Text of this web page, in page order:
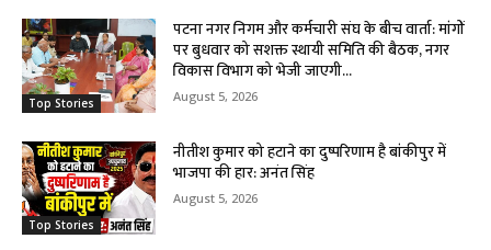
Top Stories
पटना नगर निगम और कर्मचारी संघ के बीच वार्ता: मांगों
पर बुधवार को सशक्त स्थायी समिति की बैठक, नगर
विकास विभाग को भेजी जाएगी...
August 5, 2026
Top Stories
नीतीश कुमार को हटाने का दुष्परिणाम है बांकीपुर में
भाजपा की हार: अनंत सिंह
August 5, 2026